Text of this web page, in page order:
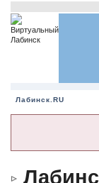
Лабинск.RU